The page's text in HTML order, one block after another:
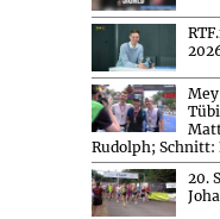
Rudolph; Schnitt:
20.